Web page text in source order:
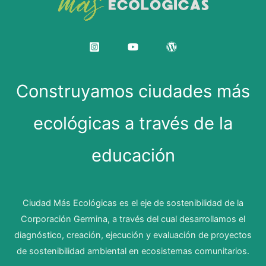
Construyamos ciudades más
ecológicas a través de la
educación
Ciudad Más Ecológicas es el eje de sostenibilidad de la
Corporación Germina, a través del cual desarrollamos el
diagnóstico, creación, ejecución y evaluación de proyectos
de sostenibilidad ambiental en ecosistemas comunitarios.